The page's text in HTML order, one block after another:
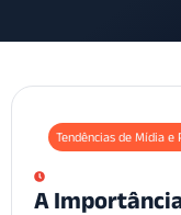
Tendências de Mídia e
A